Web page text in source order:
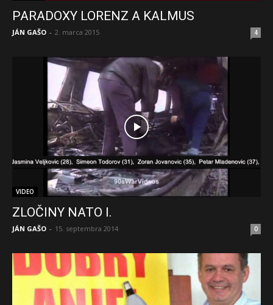
PARADOXY LORENZ A KALMUS
JÁN GAŠO - 2. marca 2015 4
VIDEO
ZLOČINY NATO I.
JÁN GAŠO - 15. septembra 2014 0